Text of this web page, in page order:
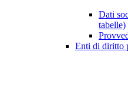
Dati
tabelle)
Enti di diritto